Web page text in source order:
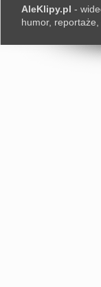
AleKlipy.pl -
humor,